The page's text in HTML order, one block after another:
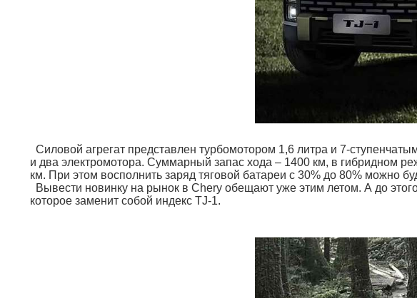
Силовой агрегат представлен турбомотором 1,6 литра и 7-
и два электромотора. Суммарный запас хода – 1400 км, в гибридном
км. При этом восполнить заряд тяговой батареи с 30% до 80% можно
Вывести новинку на рынок в Chery обещают уже этим летом. А до
которое заменит собой индекс TJ-1.